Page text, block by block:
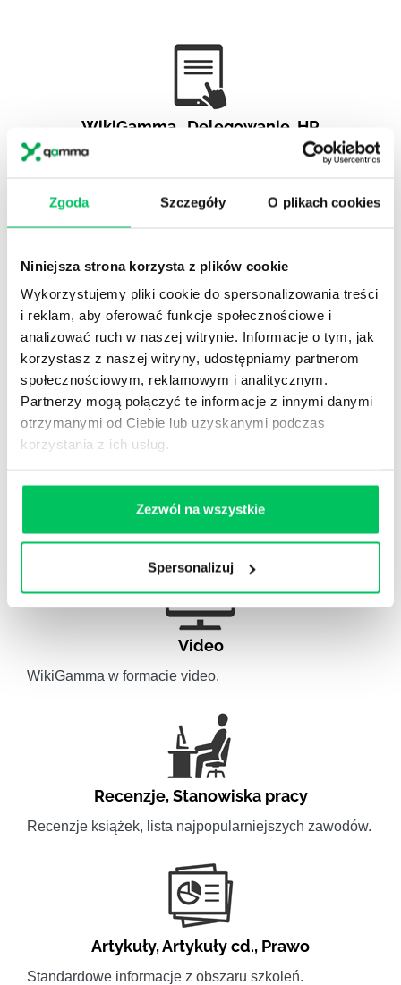
Zgoda Szczegóły O plikach cookies
Niniejsza strona korzysta z plików cookie
Wykorzystujemy pliki cookie do spersonalizowania treści
i reklam, aby oferować funkcje społecznościowe i
analizować ruch w naszej witrynie. Informacje o tym, jak
korzystasz z naszej witryny, udostępniamy partnerom
społecznościowym, reklamowym i analitycznym.
Partnerzy mogą połączyć te informacje z innymi danymi
otrzymanymi od Ciebie lub uzyskanymi podczas
korzystania z ich usług.
Zezwól na wszystkie
Spersonalizuj
WikiGamma Delegowanie HR
Autorskie raporty, wartościowy know-how, pigułki
Gamma Q&A
Odpowiedzi na często pojawiające się pytania z
obszaru HR.
Video
WikiGamma w formacie video.
Recenzje,Stanowiska pracy
Recenzje książek, lista najpopularniejszych zawodów.
Artykuły,Artykuły cd., Prawo
Standardowe informacje z obszaru szkoleń.